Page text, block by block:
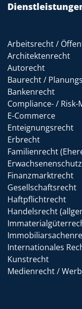
Arbeitsrecht /
Architektenrecht
Autorecht
Baurecht /
Bankenrecht
Compliance- /
E-Commerce
Enteignungsrecht
Erbrecht
Familienrecht
Finanzmarktrecht
Gesellschaftsrecht
Haftpflichtrecht
Handelsrecht
Internationales
Kunstrecht
Medienrecht /